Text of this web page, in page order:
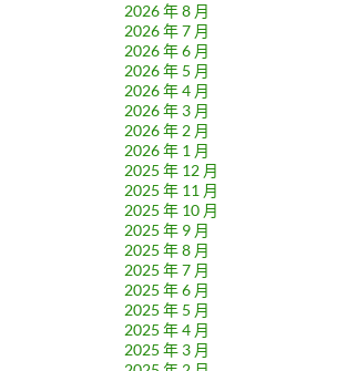
2026 年 8 月
2026 年 7 月
2026 年 6 月
2026 年 5 月
2026 年 4 月
2026 年 3 月
2026 年 2 月
2026 年 1 月
2025 年 12 月
2025 年 11 月
2025 年 10 月
2025 年 9 月
2025 年 8 月
2025 年 7 月
2025 年 6 月
2025 年 5 月
2025 年 4 月
2025 年 3 月